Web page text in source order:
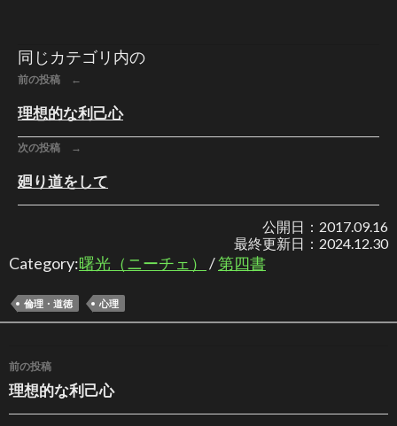
同じカテゴリ内の
前の投稿 ←
理想的な利己心
次の投稿 →
廻り道をして
公開日： 2017.09.16
最終更新日： 2024.12.30
Category:曙光（ニーチェ） /第四書
倫理・道徳 心理
投稿ナビゲーション
前の投稿
理想的な利己心